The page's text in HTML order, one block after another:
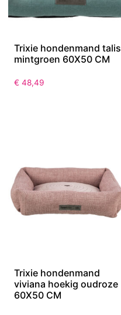
Trixie hondenmand talis
mintgroen 60X50 CM
€ 48,49
Trixie hondenmand
viviana hoekig oudroze
60X50 CM